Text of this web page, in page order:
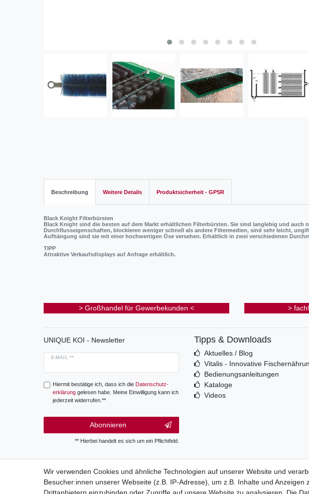
Beschreibung Weitere Details Produktsicherheit - GPSR
Black Knight Filterbürsten
Black Knight sind die besten auf dem Markt erhältlichen Filterbürsten. Sie sind langlebig und auch
Durchflusseigenschaften, blockieren weniger schnell als andere Filtermedien, sind sehr leicht,
Aufhängung sind sie mit einer hochwertigen Öse versehen. Erhältlich in zwei verschiedenen
TIPP
Attraktive Verkaufsdisplays auf Anfrage erhältlich.
> Großhandel für Gewerbekunden < >
UNIQUE KOI - Newsletter
E-MAIL **
Hiermit bestätige ich, dass ich die Daten­schutz­
erklärunggelesen habe. Meine Einwilligung kann ich
jederzeit widerrufen.**
Abonnieren
** Hierbei handelt es sich um ein Pflichtfeld.
Tipps & Downloads
Aktuelles / Blog
Vitalis - Innovative
Bedienungsanleitungen
Kataloge
Videos
Widerrufs­recht Impressum
Wir verwenden Cookies und ähnliche Technologien auf unserer Website und
Besucher:innen unserer Webseite (z.B. IP-Adresse), um z.B. Inhalte und Anzeigen